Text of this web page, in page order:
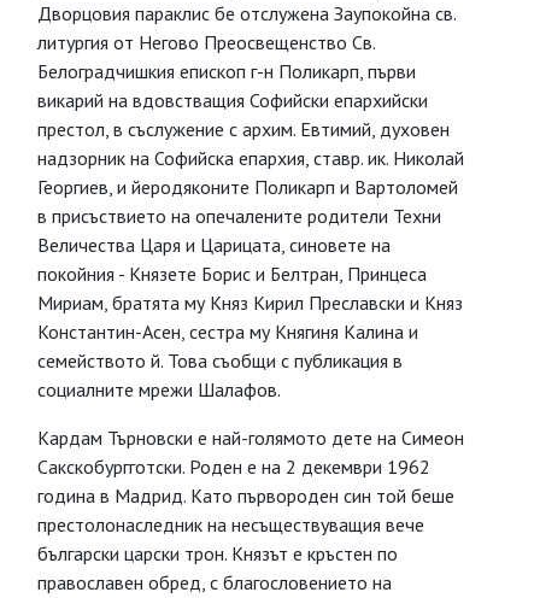
Дворцовия параклис бе отслужена Заупокойна св.
литургия от Негово Преосвещенство Св.
Белоградчишкия епископ г-н Поликарп, първи
викарий на вдовстващия Софийски епархийски
престол, в съслужение с архим. Евтимий, духовен
надзорник на Софийска епархия, ставр. ик. Николай
Георгиев, и йеродяконите Поликарп и Вартоломей
в присъствието на опечалените родители Техни
Величества Царя и Царицата, синовете на
покойния - Князете Борис и Белтран, Принцеса
Мириам, братята му Княз Кирил Преславски и Княз
Константин-Асен, сестра му Княгиня Калина и
семейството й. Това съобщи с публикация в
социалните мрежи Шалафов.
Кардам Търновски е най-голямото дете на Симеон
Сакскобургготски. Роден е на 2 декември 1962
година в Мадрид. Като първороден син той беше
престолонаследник на несъществуващия вече
български царски трон. Князът е кръстен по
православен обред, с благословението на